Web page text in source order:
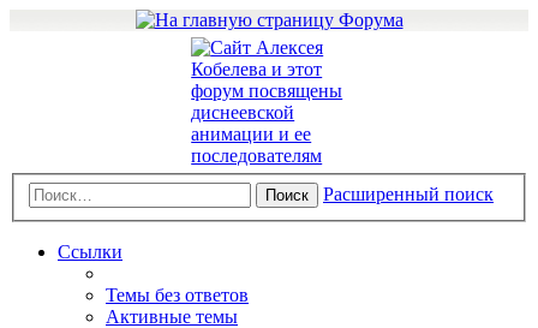
Поиск Расширенный поиск
Ссылки
Темы без ответов
Активные темы